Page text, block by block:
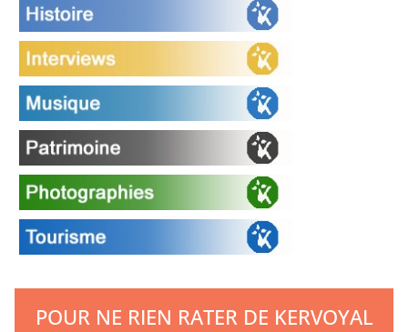
POUR NE RIEN RATER DE KERVOYAL